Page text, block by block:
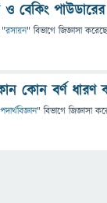
বেকিং পাউডারের
"রসায়ন" বিভাগে জিজ্ঞাসা
কোন বর্ণ ধারণ
পদার্থবিজ্ঞান" বিভাগে জিজ্ঞাসা